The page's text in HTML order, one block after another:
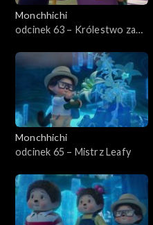
Monchhichi
odcinek 63 – Królestwo za
Monchhichi
odcinek 65 – Mistrz Leafy